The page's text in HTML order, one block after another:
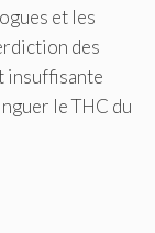
et les
des
insuffisante
le THC du